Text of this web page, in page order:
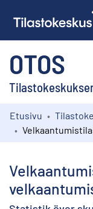
OTOS
Kokoelmat
Etusivu